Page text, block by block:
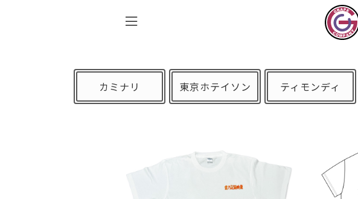
カミナリ 東京ホテイソン ティモンディ